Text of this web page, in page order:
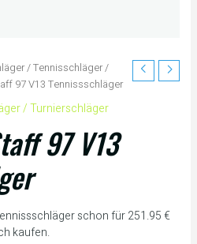
/Tennisschläger /
97 V13 Tennissschläger
/ Turnierschläger
97 V13
schon für 251.95 €
kaufen.